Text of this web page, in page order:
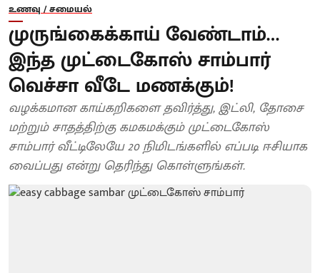
உணவு / சமையல்
முருங்கைக்காய் வேண்டாம்…
இந்த முட்டைகோஸ் சாம்பார்
வெச்சா வீடே மணக்கும்!
வழக்கமான காய்கறிகளை தவிர்த்து, இட்லி, தோசை
மற்றும் சாதத்திற்கு கமகமக்கும் முட்டைகோஸ்
சாம்பார் வீட்டிலேயே 20 நிமிடங்களில் எப்படி ஈசியாக
வைப்பது என்று தெரிந்து கொள்ளுங்கள்.